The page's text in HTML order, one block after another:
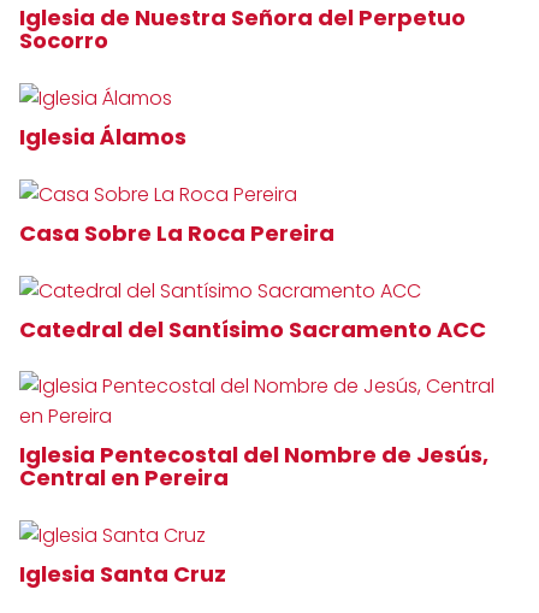
Iglesia de Nuestra Señora del Perpetuo
Socorro
Iglesia Álamos
Casa Sobre La Roca Pereira
Catedral del Santísimo Sacramento ACC
Iglesia Pentecostal del Nombre de Jesús,
Central en Pereira
Iglesia Santa Cruz